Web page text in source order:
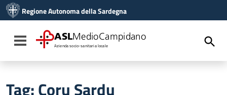
Vai al menu di navigazione
Vai al footer
Regione Autonoma della Sardegna
Toggle navigation
ASLMedioCampidano
Azienda socio-sanitaria locale
Tag:Coru Sardu